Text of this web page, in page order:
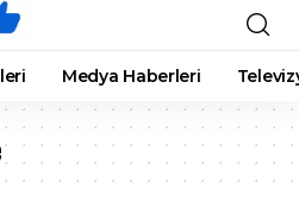
Medya Haberleri